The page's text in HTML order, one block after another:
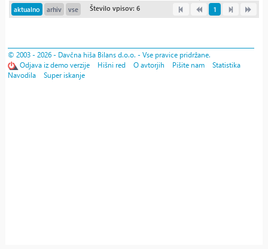
aktualno arhiv vse Število vpisov: 6 1
© 2003 - 2026 - Davčna hiša Bilans d.o.o. - Vse pravice pridržane.
Odjava iz demo verzije
Hišni red O avtorjih Pišite nam
Statistika
Navodila
Super iskanje